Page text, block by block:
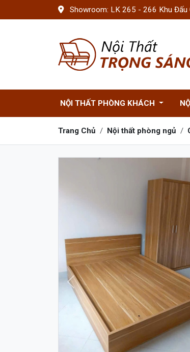
Showroom: LK 265 - 266 Khu Đấu
NỘI THẤT PHÒNG KHÁCH
Trang Chủ Nội thất phòng ngủ
Trước